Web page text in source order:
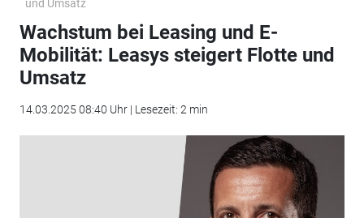
und Umsatz
Wachstum bei Leasing und E-
Mobilität: Leasys steigert Flotte und
Umsatz
14.03.2025 08:40 Uhr | Lesezeit: 2 min